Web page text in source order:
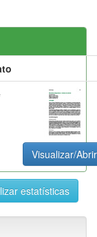
Visualizar/Abrir
estatísticas